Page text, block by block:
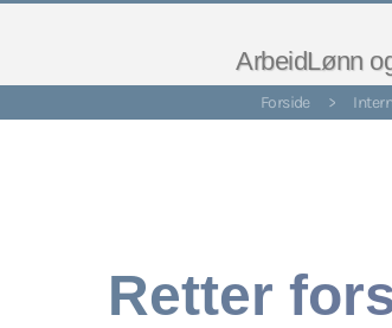
ArbeidLønn
Forside >
Retter